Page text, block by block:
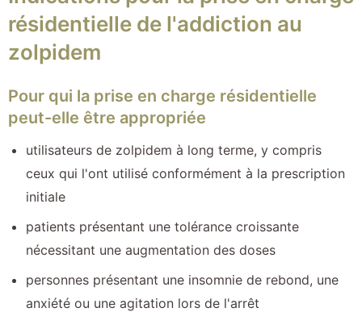
résidentielle de l'addiction au
zolpidem
Pour qui la prise en charge résidentielle
peut-elle être appropriée
utilisateurs de zolpidem à long terme, y compris
ceux qui l'ont utilisé conformément à la prescription
initiale
patients présentant une tolérance croissante
nécessitant une augmentation des doses
personnes présentant une insomnie de rebond, une
anxiété ou une agitation lors de l'arrêt